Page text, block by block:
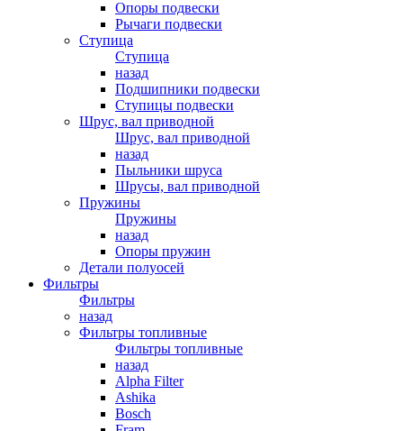
Опоры подвески
Рычаги подвески
Ступица
Ступица
назад
Подшипники подвески
Ступицы подвески
Шрус, вал приводной
Шрус, вал приводной
назад
Пыльники шруса
Шрусы, вал приводной
Пружины
Пружины
назад
Опоры пружин
Детали полуосей
Фильтры
Фильтры
назад
Фильтры топливные
Фильтры топливные
назад
Alpha Filter
Ashika
Bosch